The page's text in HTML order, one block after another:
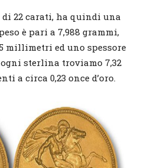
22 carati, ha quindi una
è pari a 7,988 grammi,
millimetri ed uno spessore
sterlina troviamo 7,32
a circa 0,23 once d’oro.